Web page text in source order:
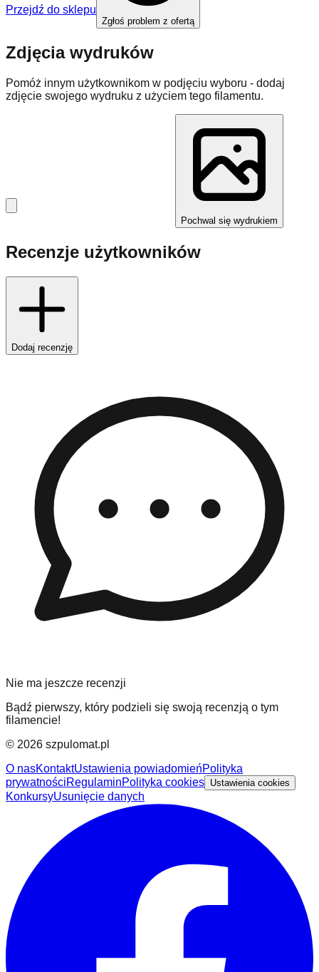
Przejdź do sklepu
Zgłoś problem z ofertą
Zdjęcia wydruków
Pomóż innym użytkownikom w podjęciu wyboru - dodaj
zdjęcie swojego wydruku z użyciem tego filamentu.
Pochwal się wydrukiem
Recenzje użytkowników
Dodaj recenzję
Nie ma jeszcze recenzji
Bądź pierwszy, który podzieli się swoją recenzją o tym
filamencie!
© 2026 szpulomat.pl
O nasKontaktUstawienia powiadomieńPolityka
prywatnościRegulaminPolityka cookies Ustawienia cookies
KonkursyUsunięcie danych